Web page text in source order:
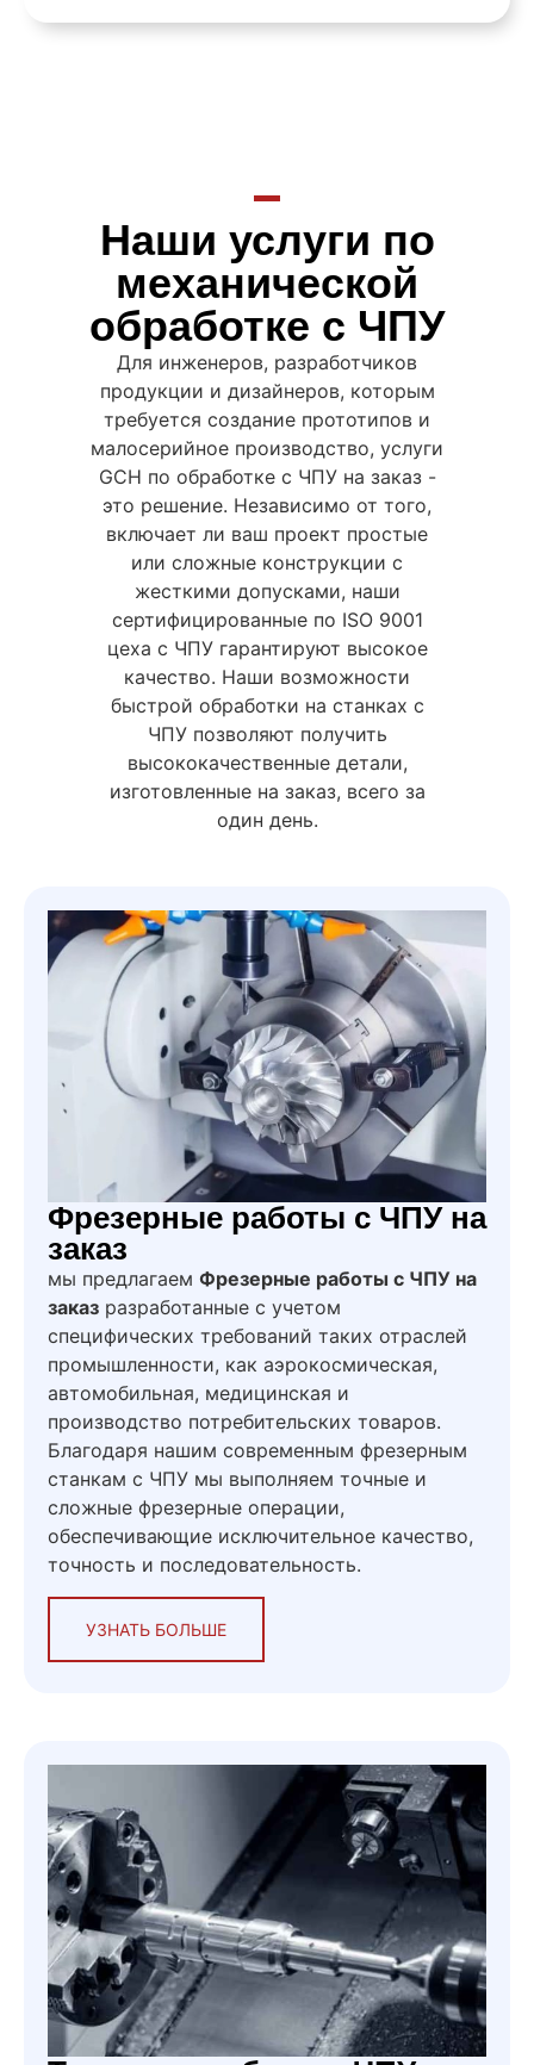
Наши услуги по
механической
обработке с ЧПУ
Для инженеров, разработчиков
продукции и дизайнеров, которым
требуется создание прототипов и
малосерийное производство, услуги
GCH по обработке с ЧПУ на заказ -
это решение. Независимо от того,
включает ли ваш проект простые
или сложные конструкции с
жесткими допусками, наши
сертифицированные по ISO 9001
цеха с ЧПУ гарантируют высокое
качество. Наши возможности
быстрой обработки на станках с
ЧПУ позволяют получить
высококачественные детали,
изготовленные на заказ, всего за
один день.
Фрезерные работы с ЧПУ на
заказ
мы предлагаем Фрезерные работы с ЧПУ на
заказ разработанные с учетом
специфических требований таких отраслей
промышленности, как аэрокосмическая,
автомобильная, медицинская и
производство потребительских товаров.
Благодаря нашим современным фрезерным
станкам с ЧПУ мы выполняем точные и
сложные фрезерные операции,
обеспечивающие исключительное качество,
точность и последовательность.
УЗНАТЬ БОЛЬШЕ